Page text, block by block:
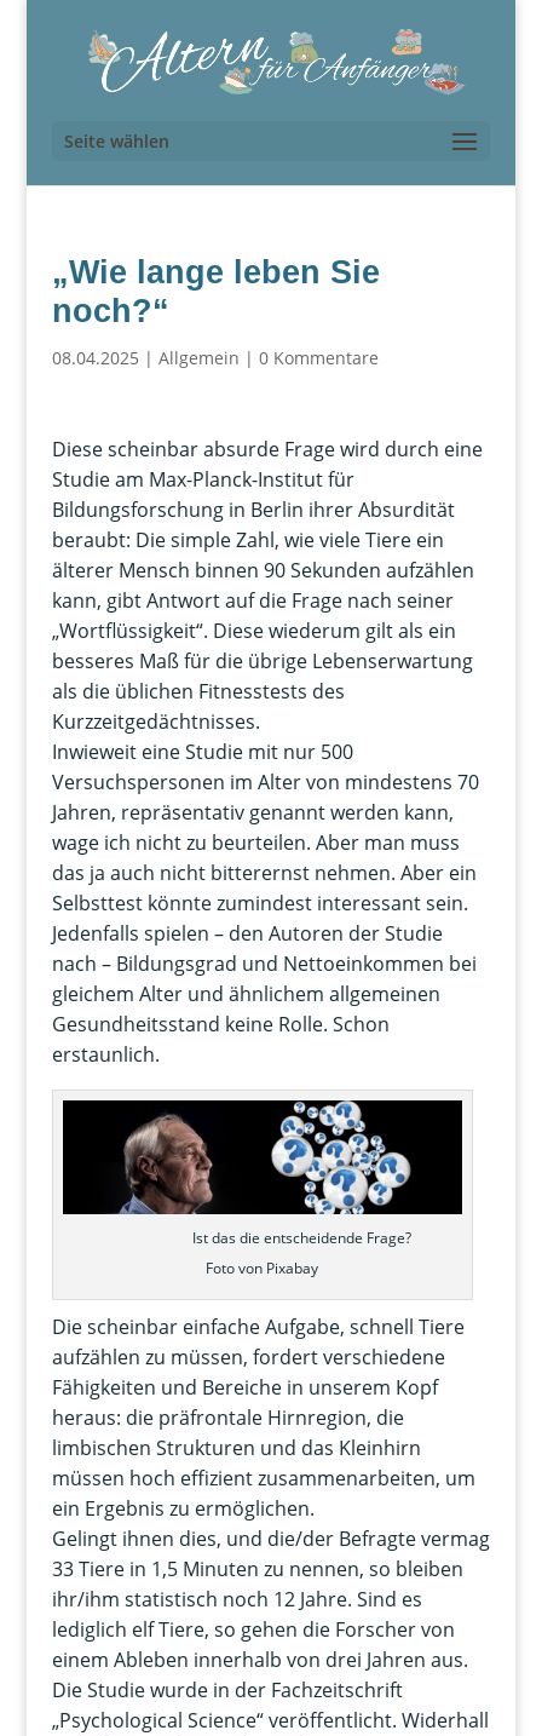
Seite wählen
„Wie lange leben Sie
noch?“
08.04.2025 | Allgemein | 0 Kommentare
Diese scheinbar absurde Frage wird durch eine
Studie am Max-Planck-Institut für
Bildungsforschung in Berlin ihrer Absurdität
beraubt: Die simple Zahl, wie viele Tiere ein
älterer Mensch binnen 90 Sekunden aufzählen
kann, gibt Antwort auf die Frage nach seiner
„Wortflüssigkeit“. Diese wiederum gilt als ein
besseres Maß für die übrige Lebenserwartung
als die üblichen Fitnesstests des
Kurzzeitgedächtnisses.
Inwieweit eine Studie mit nur 500
Versuchspersonen im Alter von mindestens 70
Jahren, repräsentativ genannt werden kann,
wage ich nicht zu beurteilen. Aber man muss
das ja auch nicht bitterernst nehmen. Aber ein
Selbsttest könnte zumindest interessant sein.
Jedenfalls spielen – den Autoren der Studie
nach – Bildungsgrad und Nettoeinkommen bei
gleichem Alter und ähnlichem allgemeinen
Gesundheitsstand keine Rolle. Schon
erstaunlich.
Ist das die entscheidende Frage?
Foto von Pixabay
Die scheinbar einfache Aufgabe, schnell Tiere
aufzählen zu müssen, fordert verschiedene
Fähigkeiten und Bereiche in unserem Kopf
heraus: die präfrontale Hirnregion, die
limbischen Strukturen und das Kleinhirn
müssen hoch effizient zusammenarbeiten, um
ein Ergebnis zu ermöglichen.
Gelingt ihnen dies, und die/der Befragte vermag
33 Tiere in 1,5 Minuten zu nennen, so bleiben
ihr/ihm statistisch noch 12 Jahre. Sind es
lediglich elf Tiere, so gehen die Forscher von
einem Ableben innerhalb von drei Jahren aus.
Die Studie wurde in der Fachzeitschrift
„Psychological Science“ veröffentlicht. Widerhall